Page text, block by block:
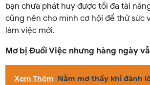
bạn chưa phát huy được tối đa tài
cũng nên cho mình cơ hội để thử sức
làm việc mới.
Mơ bị Đuổi Việc nhưng hàng ngày
Xem Thêm Nằm mơ thấy khỉ đánh